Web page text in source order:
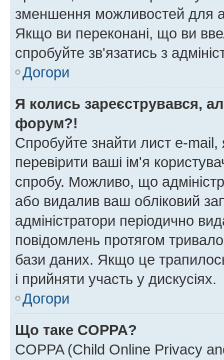
зменшення можливостей для
Якщо ви переконані, що ви
спробуйте зв'язатись з
Догори
Я колись зареєструвався,
форум?!
Спробуйте знайти лист e-mail,
перевірити ваші ім'я
спробу. Можливо, що
або видалив ваш обліковий
адміністратори періодично
повідомлень протягом
бази даних. Якщо це
і прийняти участь у дискусіях.
Догори
Що таке COPPA?
COPPA (Child Online Privacy